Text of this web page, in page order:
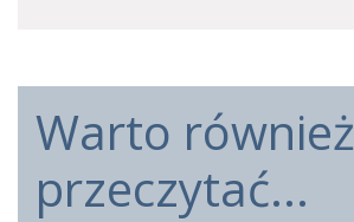
Warto również
przeczytać...